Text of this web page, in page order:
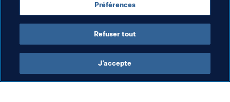
Président de la FIFA Organisation
Préférences
Refuser tout
J’accepte